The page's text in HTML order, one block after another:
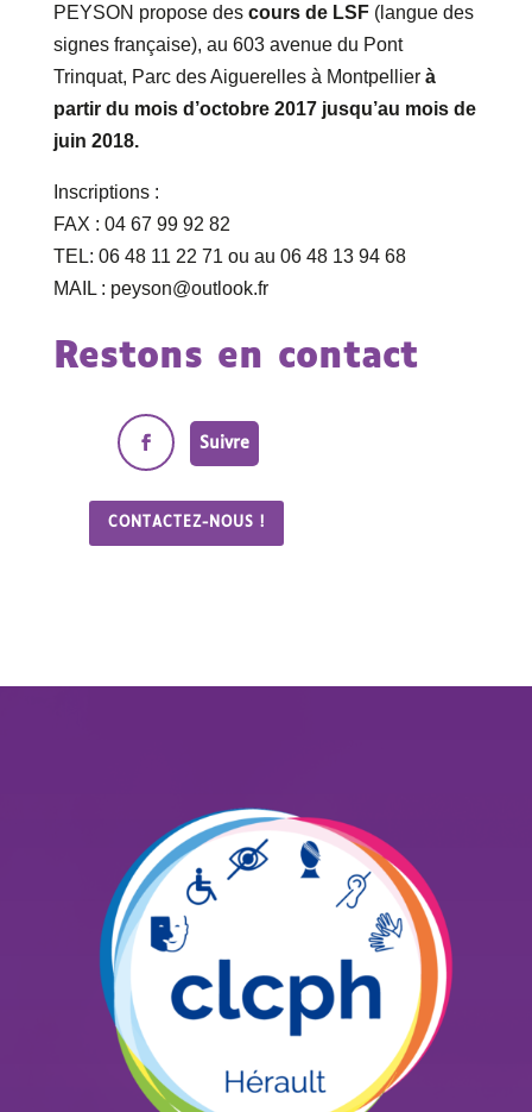
PEYSON propose descours de LSF(langue des
signes française), au 603 avenue du Pont
Trinquat, Parc des Aiguerelles à Montpellierà
partir du mois d’octobre 2017 jusqu’au mois de
juin 2018.
Inscriptions :
FAX : 04 67 99 92 82
TEL: 06 48 11 22 71 ou au 06 48 13 94 68
MAIL : peyson@outlook.fr
Restons en contact
Suivre
CONTACTEZ-NOUS !